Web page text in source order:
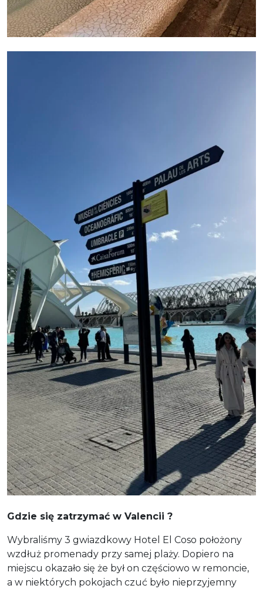
Gdzie się zatrzymać w Valencii ?
Wybraliśmy 3 gwiazdkowy Hotel El Coso położony
wzdłuż promenady przy samej plaży. Dopiero na
miejscu okazało się że był on częściowo w remoncie,
a w niektórych pokojach czuć było nieprzyjemny